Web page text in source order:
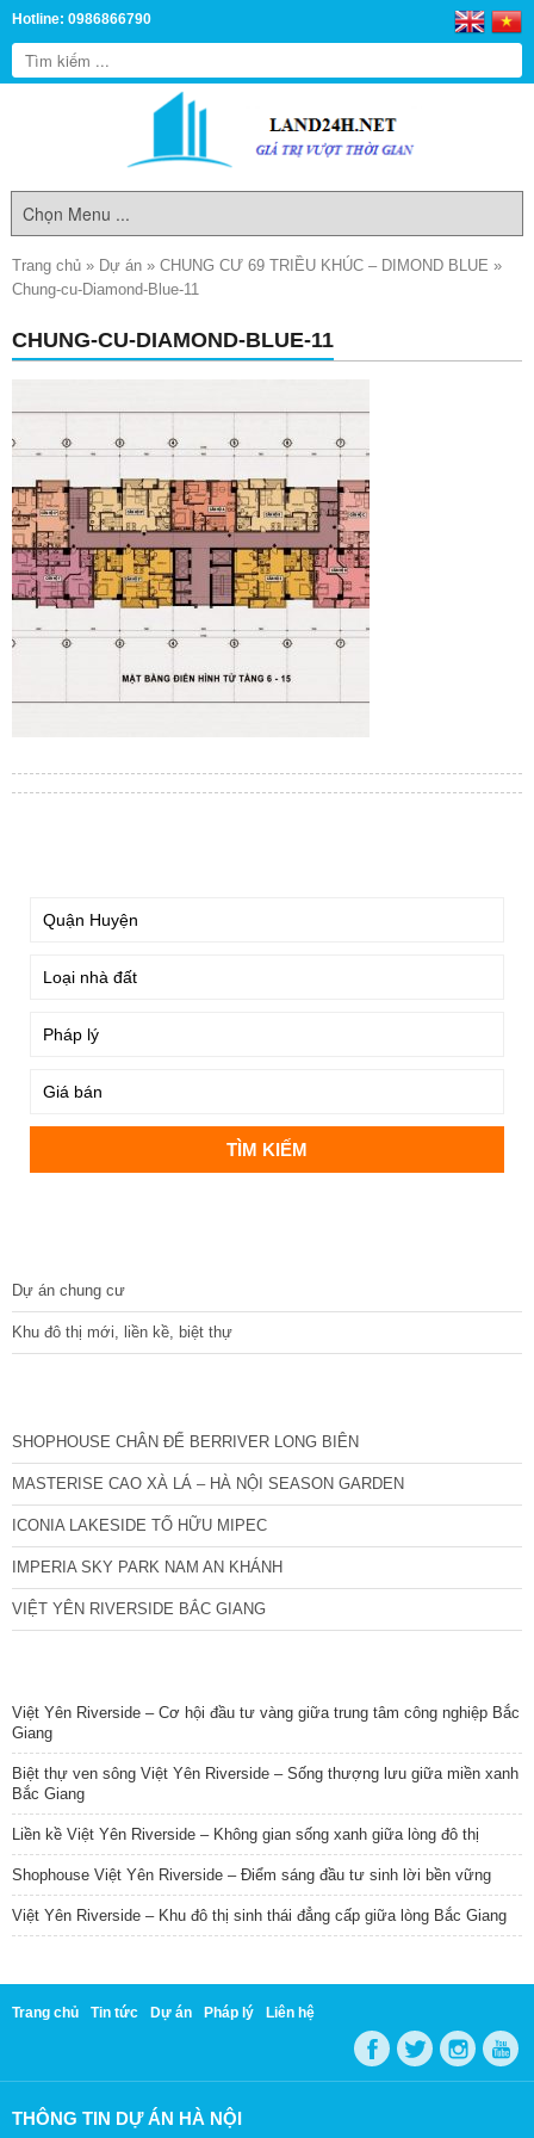
Hotline: 0986866790
Trang chủ » Dự án » CHUNG CƯ 69 TRIỀU KHÚC – DIMOND BLUE »
Chung-cu-Diamond-Blue-11
CHUNG-CU-DIAMOND-BLUE-11
Dự án chung cư
Khu đô thị mới, liền kề, biệt thự
SHOPHOUSE CHÂN ĐẾ BERRIVER LONG BIÊN
MASTERISE CAO XÀ LÁ – HÀ NỘI SEASON GARDEN
ICONIA LAKESIDE TỐ HỮU MIPEC
IMPERIA SKY PARK NAM AN KHÁNH
VIỆT YÊN RIVERSIDE BẮC GIANG
Việt Yên Riverside – Cơ hội đầu tư vàng giữa trung tâm công nghiệp Bắc
Giang
Biệt thự ven sông Việt Yên Riverside – Sống thượng lưu giữa miền xanh
Bắc Giang
Liền kề Việt Yên Riverside – Không gian sống xanh giữa lòng đô thị
Shophouse Việt Yên Riverside – Điểm sáng đầu tư sinh lời bền vững
Việt Yên Riverside – Khu đô thị sinh thái đẳng cấp giữa lòng Bắc Giang
Trang chủ Tin tức Dự án Pháp lý Liên hệ
THÔNG TIN DỰ ÁN HÀ NỘI